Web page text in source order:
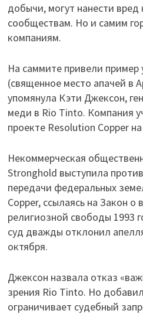
добычи, могут нанести
сообществам. Но и самим
компаниям.
На саммите привели пример
(священное место апачей в
упомянула Кэти Джексон,
меди в Rio Tinto. Компания
проекте Resolution Copper
Некоммерческая
Stronghold выступила
передачи федеральных
Copper, ссылаясь на Закон о
религиозной свободы 1993
суд дважды отклонил
октября.
Джексон назвала отказ
зрения Rio Tinto. Но
ограничивает судебный